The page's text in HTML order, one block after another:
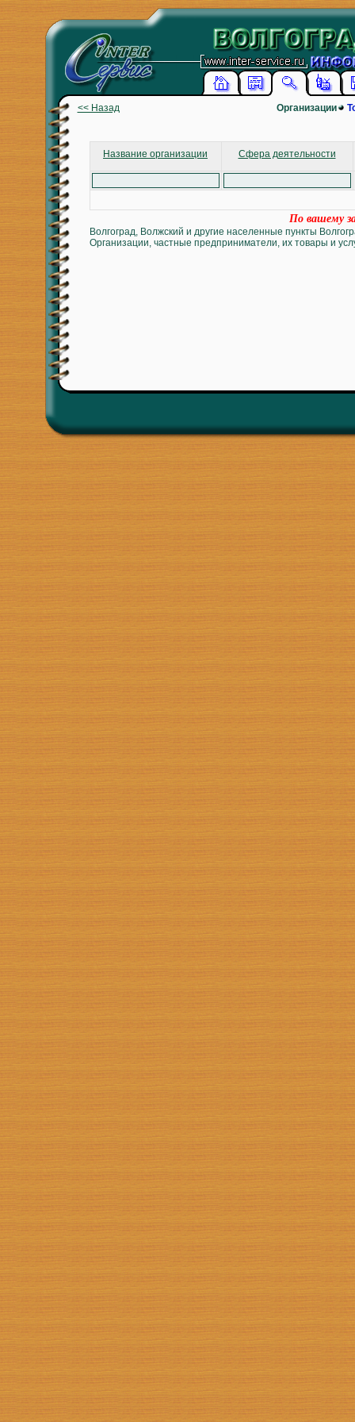
<< Назад Организации
Название организации Сфера деятельности
По вашему
Волгоград, Волжский и другие населенные пункты
Организации, частные предприниматели, их товары и